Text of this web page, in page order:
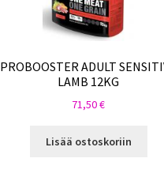
PROBOOSTER ADULT
LAMB 12KG
71,50€
Lisää ostoskoriin